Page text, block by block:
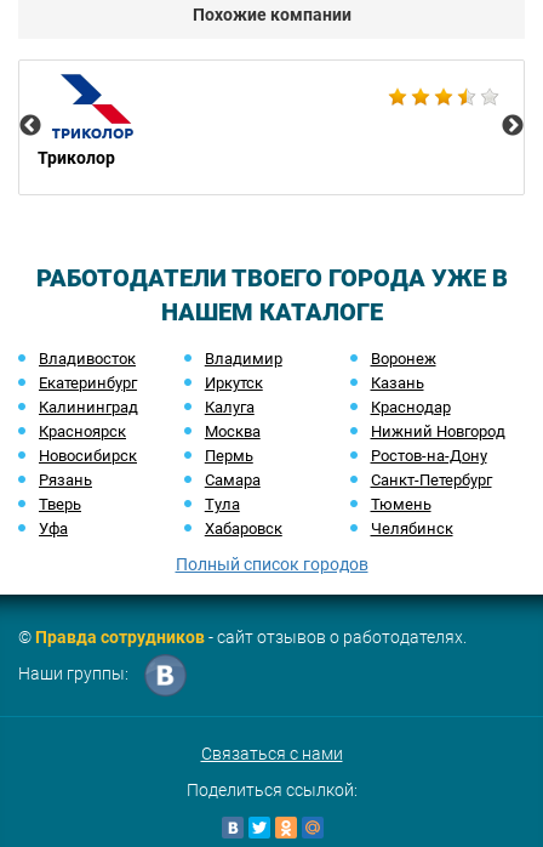
Похожие компании
Триколор
РАБОТОДАТЕЛИ ТВОЕГО ГОРОДА УЖЕ В
НАШЕМ КАТАЛОГЕ
Владивосток Владимир
Воронеж
Екатеринбург
Иркутск
Казань
Калининград
Калуга
Краснодар
Красноярск
Москва
Нижний Новгород
Новосибирск
Пермь
Ростов-на-Дону
Рязань
Самара
Санкт-Петербург
Тверь
Тула
Тюмень
Уфа
Хабаровск Челябинск
Полный список городов
©Правда сотрудников- сайт отзывов о работодателях.
Наши группы:
Связаться с нами
Поделиться ссылкой: